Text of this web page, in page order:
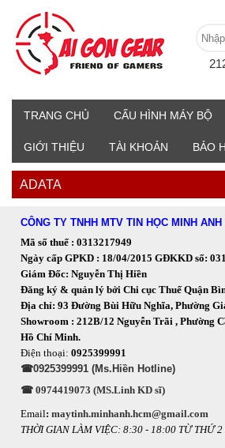
TRANG CHỦ CẤU HÌNH MÁY BỘ
GIỚI THIỆU TÀI KHOẢN BẢO
ADATA
CÔNG TY TNHH MTV TIN HỌC MINH ANH
Mã số thuế : 0313217949
Ngày cấp GPKD : 18/04/2015 GĐKKD số:
Giám Đốc: Nguyễn Thị Hiền
Đăng ký & quản lý bởi Chi cục Thuế Quận
Địa chỉ: 93 Đường Bùi Hữu Nghĩa, Phường
Showroom : 212B/12 Nguyễn Trãi , Phường
Hồ Chí Minh.
Điện thoại: 0925399991
☎0925399991 (Ms.Hiền Hotline)
☎ 0974419073 (MS.Linh KD sĩ)
Email: maytinh.minhanh.hcm@gmail.com
THỜI GIAN LÀM VIỆC: 8:30 - 18:00 TỪ THỨ